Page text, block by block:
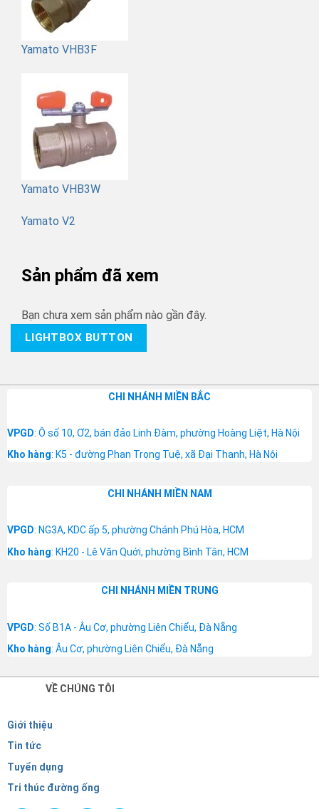
Yamato VHB3F
Yamato VHB3W
Yamato V2
Sản phẩm đã xem
Bạn chưa xem sản phẩm nào gần đây.
LIGHTBOX BUTTON
CHI NHÁNH MIỀN BẮC
VPGD: Ô số 10, Ơ2, bán đảo Linh Đàm, phường Hoàng Liệt, Hà Nội
Kho hàng: K5 - đường Phan Trọng Tuệ, xã Đại Thanh, Hà Nội
CHI NHÁNH MIỀN NAM
VPGD: NG3A, KDC ấp 5, phường Chánh Phú Hòa, HCM
Kho hàng: KH20 - Lê Văn Quới, phường Bình Tân, HCM
CHI NHÁNH MIỀN TRUNG
VPGD: Số B1A - Âu Cơ, phường Liên Chiểu, Đà Nẵng
Kho hàng: Âu Cơ, phường Liên Chiểu, Đà Nẵng
VỀ CHÚNG TÔI
Giới thiệu
Tin tức
Tuyển dụng
Tri thúc đường ống